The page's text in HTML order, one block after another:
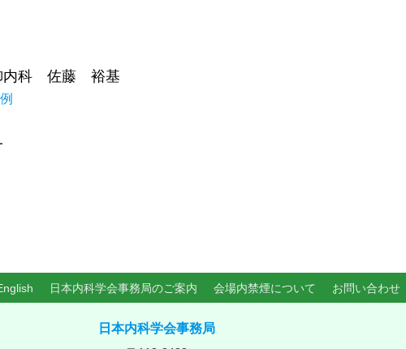
内科 佐藤 裕基
日本内科学会事務局のご案内 会場内禁煙について お問い合わせ
日本内科学会事務局